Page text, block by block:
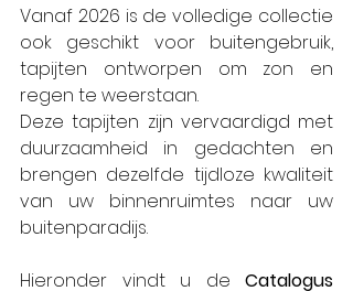
Vanaf 2026 is de volledige collectie
ook geschikt voor buitengebruik,
tapijten ontworpen om zon en
regen te weerstaan.
Deze tapijten zijn vervaardigd met
duurzaamheid in gedachten en
brengen dezelfde tijdloze kwaliteit
van uw binnenruimtes naar uw
buitenparadijs.
Hieronder vindt u de Catalogus